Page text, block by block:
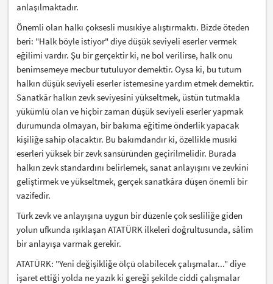
anlaşılmaktadır.
Önemli olan halkı çoksesli musıkiye alıştırmaktı. Bizde öteden
beri: "Halk böyle istiyor" diye düşük seviyeli eserler vermek
eğilimi vardır. Şu bir gerçektir ki, ne bol verilirse, halk onu
benimsemeye mecbur tutuluyor demektir. Oysa ki, bu tutum
halkın düşük seviyeli eserler istemesine yardım etmek demektir.
Sanatkâr halkın zevk seviyesini yükseltmek, üstün tutmakla
yükümlü olan ve hiçbir zaman düşük seviyeli eserler yapmak
durumunda olmayan, bir bakıma eğitime önderlik yapacak
kişiliğe sahip olacaktır. Bu bakımdandır ki, özellikle musıki
eserleri yüksek bir zevk sansüründen geçirilmelidir. Burada
halkın zevk standardını belirlemek, sanat anlayışını ve zevkini
geliştirmek ve yükseltmek, gerçek sanatkâra düşen önemli bir
vazifedir.
Türk zevk ve anlayışına uygun bir düzenle çok sesliliğe giden
yolun ufkunda ışıklaşan ATATÜRK ilkeleri doğrultusunda, sâlim
bir anlayışa varmak gerekir.
ATATÜRK: "Yeni değişikliğe ölçü olabilecek çalışmalar..." diye
işaret ettiği yolda ne yazık ki gereği şekilde ciddi çalışmalar